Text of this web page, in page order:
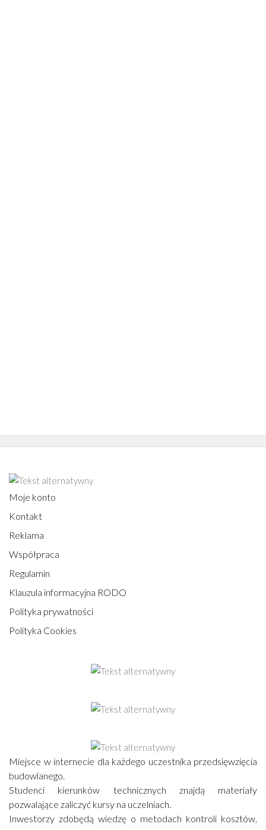
Moje konto
Kontakt
Reklama
Współpraca
Regulamin
Klauzula informacyjna RODO
Polityka prywatności
Polityka Cookies
Miejsce w internecie dla każdego uczestnika przedsięwzięcia
budowlanego.
Studenci kierunków technicznych znajdą materiały
pozwalające zaliczyć kursy na uczelniach.
Inwestorzy zdobędą wiedzę o metodach kontroli kosztów,